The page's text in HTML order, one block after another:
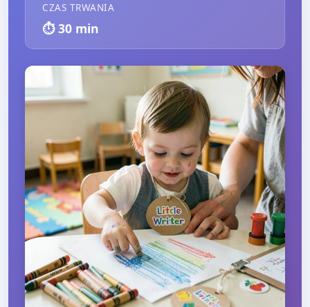
CZAS TRWANIA
⏱️30 min